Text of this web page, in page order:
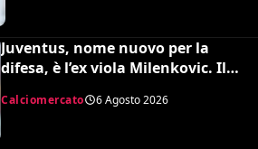
Juventus, nome nuovo per la
difesa, è l’ex viola Milenkovic. Il
milioni
Calciomercato 6 Agosto 2026